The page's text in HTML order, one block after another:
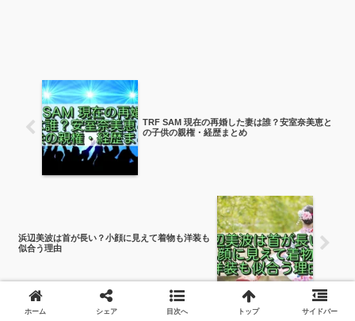
TRF SAM 現在の再婚した妻は誰？安室奈美恵と
の子供の親権・経歴まとめ
浜辺美波は首が長い？小顔に見えて着物も洋装も
似合う理由
ホーム シェア 目次へ トップ サイドバー